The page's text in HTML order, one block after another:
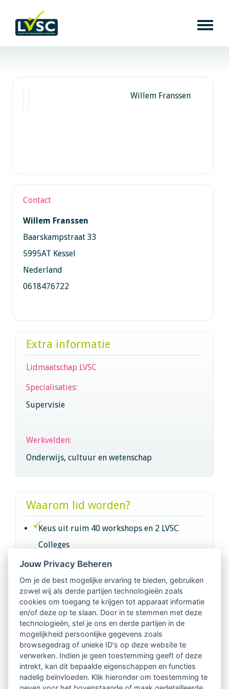
Willem Franssen
Contact
Willem Franssen
Baarskampstraat 33
5995AT Kessel
Nederland
0618476722
Extra informatie
Lidmaatschap LVSC
Specialisaties:
Supervisie
Werkvelden:
Onderwijs, cultuur en wetenschap
Waarom lid worden?
Keus uit ruim 40 workshops en 2 LVSC
Colleges
Intervisie met geregistreerde vakgenoten
Netwerk van 2100 professionals in 14
regio's
Vindbaar voor opdrachtgevers
Tijdschrift voor
Begeleidingskunde & kennisbank
Jouw Privacy Beheren
Om je de best mogelijke ervaring te bieden, gebruiken
zowel wij als derde partijen technologieën zoals
cookies om toegang te krijgen tot apparaat informatie
en/of deze op te slaan. Door in te stemmen met deze
technologieën, stel je ons en derde partijen in de
mogelijkheid persoonlijke gegevens zoals
browsegedrag of unieke ID's op deze website te
verwerken. Indien je geen toestemming geeft of deze
intrekt, kan dit bepaalde eigenschappen en functies
nadelig beïnvloeden. Klik hieronder om toestemming te